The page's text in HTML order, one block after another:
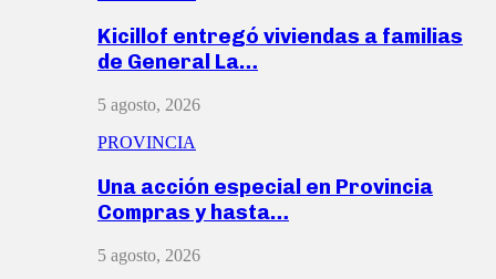
Kicillof entregó viviendas a familias
de General La…
5 agosto, 2026
PROVINCIA
Una acción especial en Provincia
Compras y hasta…
5 agosto, 2026